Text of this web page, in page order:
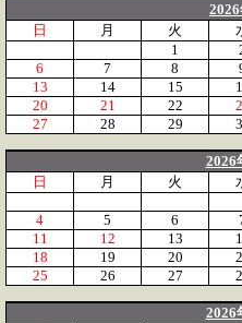
2026
日
月 火
1
6
7 8
13
14 15
20
21 22
27
28 29
2026
日
月 火
4
5 6
11
12 13
18
19 20
25
26 27
2026